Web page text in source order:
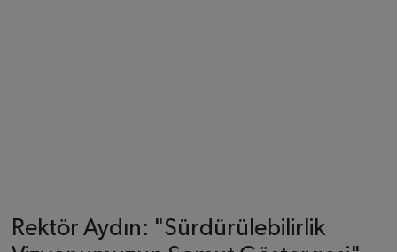
Rektör Aydın: "Sürdürülebilirlik